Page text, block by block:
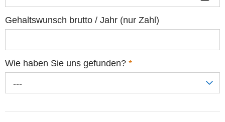
Gehaltswunsch brutto / Jahr (nur Zahl)
Wie haben Sie uns gefunden? *
---